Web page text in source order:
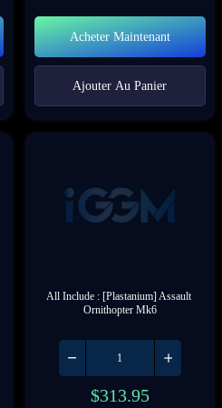
Acheter Maintenant
Ajouter Au Panier
All Include : [Plastanium] Assault
Ornithopter Mk6
$313.95